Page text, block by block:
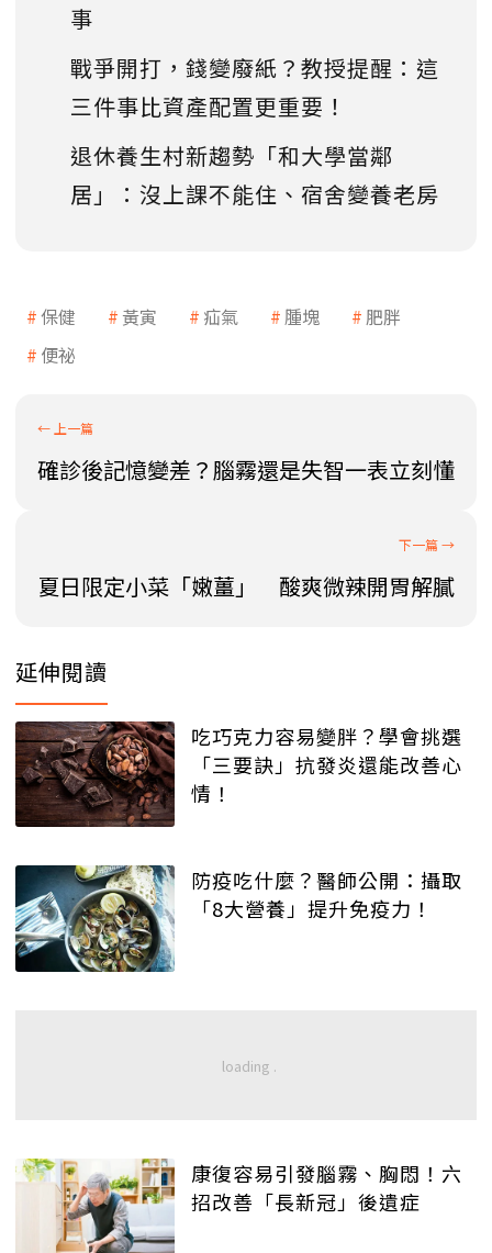
事
戰爭開打，錢變廢紙？教授提醒：這
三件事比資產配置更重要！
退休養生村新趨勢「和大學當鄰
居」：沒上課不能住、宿舍變養老房
保健 黃寅 疝氣 腫塊
肥胖
便祕
確診後記憶變差？腦霧還是失智一表立刻懂
夏日限定小菜「嫩薑」 酸爽微辣開胃解膩
延伸閱讀
吃巧克力容易變胖？學會挑選
「三要訣」抗發炎還能改善心
情！
防疫吃什麼？醫師公開：攝取
「8大營養」提升免疫力！
康復容易引發腦霧、胸悶！六
招改善「長新冠」後遺症